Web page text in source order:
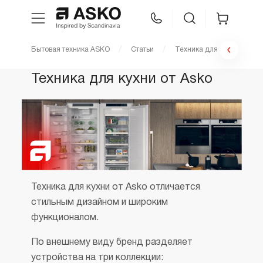
Техника для кухни
Уход за бельем
Asko Professional
Аксессуары
Шоу-рум
Бытовая техника ASKO Статьи Техника для кухни от
Техника для кухни от Asko
Техника для кухни от Asko отличается
стильным дизайном и широким
функционалом.
По внешнему виду бренд разделяет
устройства на три коллекции: